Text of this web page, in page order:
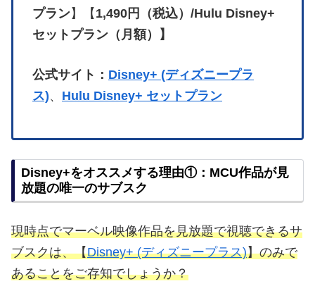
プラン】【 1,490円（税込）/Hulu Disney+
セットプラン（月額）】
公式サイト： Disney+ (ディズニープラ
ス)、 Hulu Disney+ セットプラン
Disney+をオススメする理由①：MCU作品が見
放題の唯一のサブスク
現時点でマーベル映像作品を見放題で視聴できるサ
ブスクは、【Disney+ (ディズニープラス)】のみで
あることをご存知でしょうか？